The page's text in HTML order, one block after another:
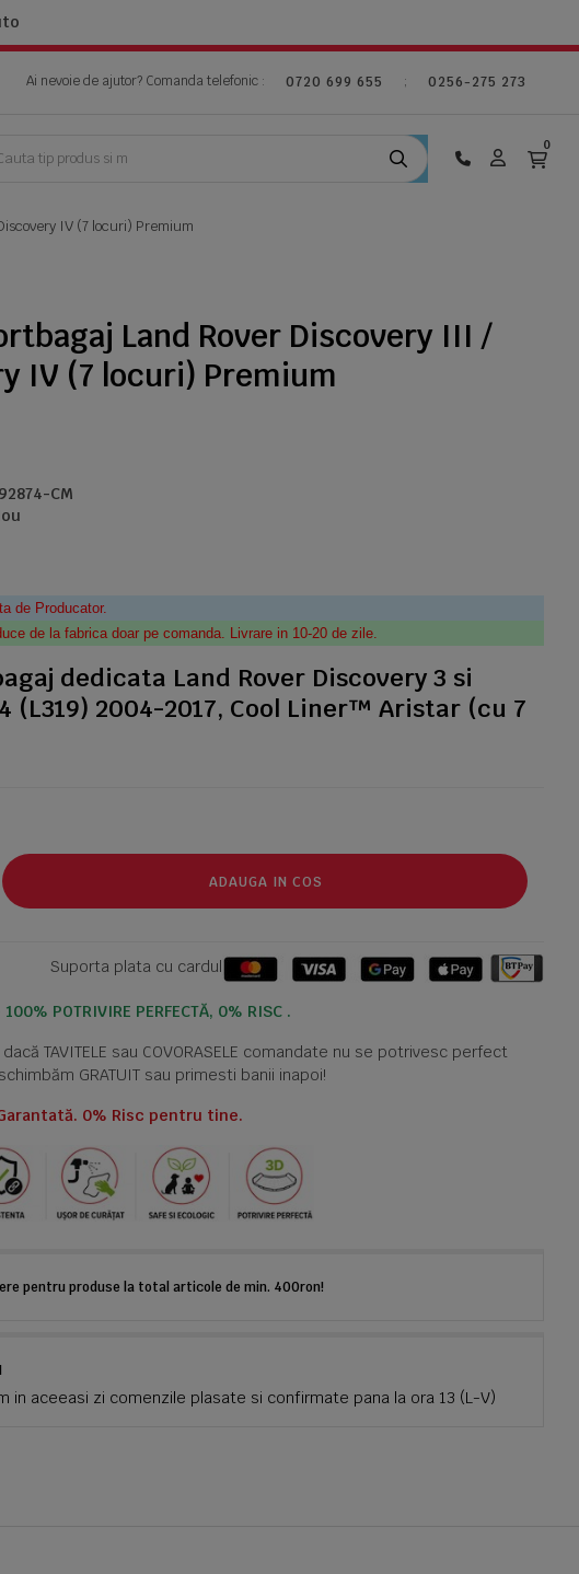
Ai nevoie de ajutor? Comanda telefonic : 0720 699 655 ; 0256-275 273
0
IV (7 locuri) Premium
Land Rover Discovery III /
IV (7 locuri) Premium
CM
de Producator.
de la fabrica doar pe comanda. Livrare in 10-20 de zile.
dedicata Land Rover Discovery 3 si
(L319) 2004-2017, Cool Liner™ Aristar (cu 7
ADAUGA IN COS
Suporta plata cu cardul
100% POTRIVIRE PERFECTĂ, 0% RISC .
TAVITELE sau COVORASELE comandate nu se potrivesc perfect
GRATUIT sau primesti banii inapoi!
0% Risc pentru tine.
pentru produse la total articole de min. 400ron!
in aceeasi zi comenzile plasate si confirmate pana la ora 13 (L-V)